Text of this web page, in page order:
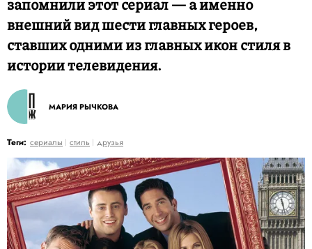
запомнили этот сериал — а именно
внешний вид шести главных героев,
ставших одними из главных икон стиля в
истории телевидения.
МАРИЯ РЫЧКОВА
Теги: сериалы стиль друзья